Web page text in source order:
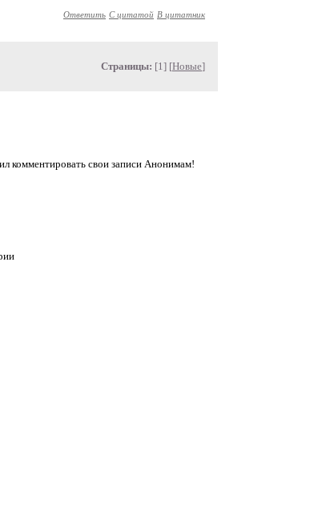
Ответить С цитатой В цитатник
Страницы: [1] [Новые]
комментировать свои записи Анонимам!